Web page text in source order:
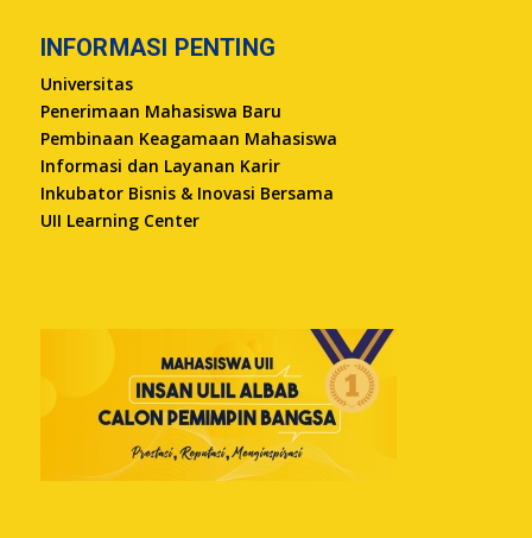
INFORMASI PENTING
Universitas
Penerimaan Mahasiswa Baru
Pembinaan Keagamaan Mahasiswa
Informasi dan Layanan Karir
Inkubator Bisnis & Inovasi Bersama
UII Learning Center